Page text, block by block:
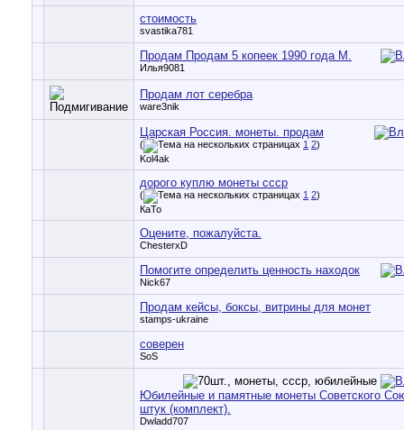
стоимость
svastika781
Продам Продам 5 копеек 1990 года М.
Илья9081
Продам лот серебра
ware3nik
Царская Россия. монеты. продам
( 1 2)
Kol4ak
дорого куплю монеты ссср
( 1 2)
КаТо
Оцените, пожалуйста.
ChesterxD
Помогите определить ценность находок
Nick67
Продам кейсы, боксы, витрины для монет
stamps-ukraine
соверен
SoS
Юбилейные и памятные монеты Советского
штук (комплект).
Dwladd707